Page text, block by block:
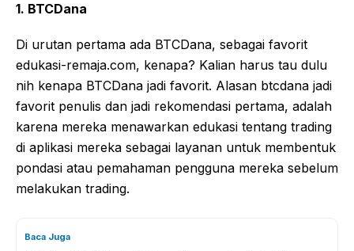
1. BTCDana
Di urutan pertama ada BTCDana, sebagai favorit
edukasi-remaja.com, kenapa? Kalian harus tau dulu
nih kenapa BTCDana jadi favorit. Alasan btcdana jadi
favorit penulis dan jadi rekomendasi pertama, adalah
karena mereka menawarkan edukasi tentang trading
di aplikasi mereka sebagai layanan untuk membentuk
pondasi atau pemahaman pengguna mereka sebelum
melakukan trading.
Baca Juga